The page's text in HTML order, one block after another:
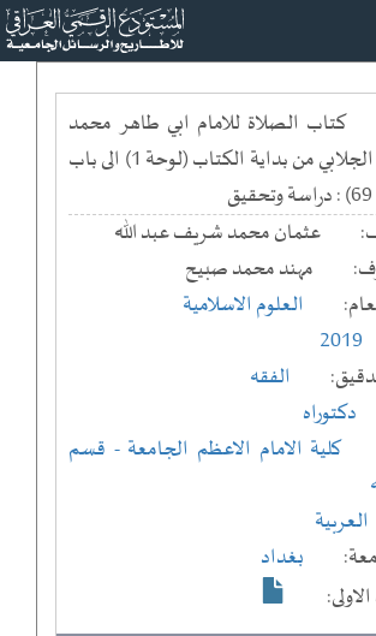
كتاب الصلاة للامام ابي طاهر محمد
بن الجرجاني الجلابي من بداية الكتاب (لوحة 1) الى باب
عثمان محمد شريف عبد الله
مهند محمد صبيح
العلوم الاسلامية
2019
الفقه
دكتوراه
كلية الامام الاعظم الجامعة - قسم
العربية
بغداد